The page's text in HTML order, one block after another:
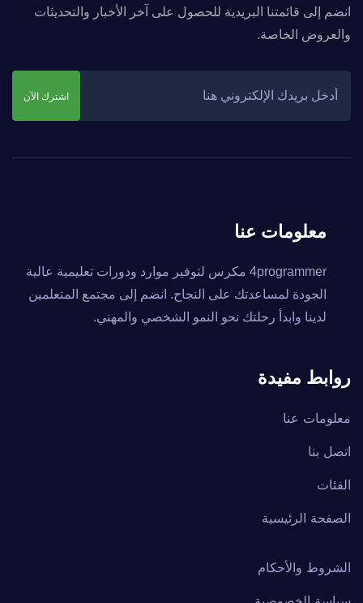
انضم إلى قائمتنا البريدية للحصول على آخر الأخبار والتحديثات
والعروض الخاصة.
اشترك الآن
معلومات عنا
4programmer مكرس لتوفير موارد ودورات تعليمية عالية
الجودة لمساعدتك على النجاح. انضم إلى مجتمع المتعلمين
لدينا وابدأ رحلتك نحو النمو الشخصي والمهني.
روابط مفيدة
معلومات عنا
اتصل بنا
الفئات
الصفحة الرئيسية
الشروط والأحكام